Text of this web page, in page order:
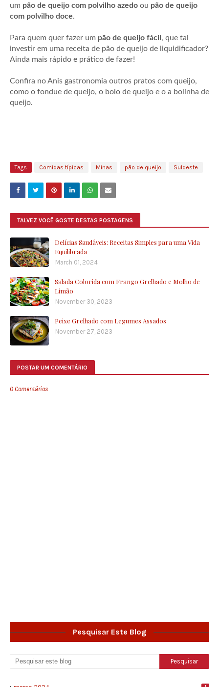
um pão de queijo com polvilho azedo ou pão de queijo
com polvilho doce.
Para quem quer fazer um pão de queijo fácil , que tal
investir em uma receita de pão de queijo de liquidificador?
Ainda mais rápido e prático de fazer!
Confira no Anis gastronomia outros pratos com queijo,
como o fondue de queijo, o bolo de queijo e o a bolinha de
queijo.
Tags Comidas típicas Minas pão de queijo Suldeste
TALVEZ VOCÊ GOSTE DESTAS POSTAGENS
Delícias Saudáveis: Receitas Simples para uma Vida
Equilibrada
March 01, 2024
Salada Colorida com Frango Grelhado e Molho de
Limão
November 30, 2023
Peixe Grelhado com Legumes Assados
November 27, 2023
POSTAR UM COMENTÁRIO
0 Comentários
Pesquisar Este Blog